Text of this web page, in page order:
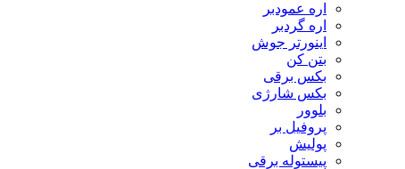
اره عمودبر
اره گردبر
اینورتر جوش
بتن کن
بکس برقی
بکس شارژی
بلوور
پروفیل بر
پولیش
پیستوله برقی